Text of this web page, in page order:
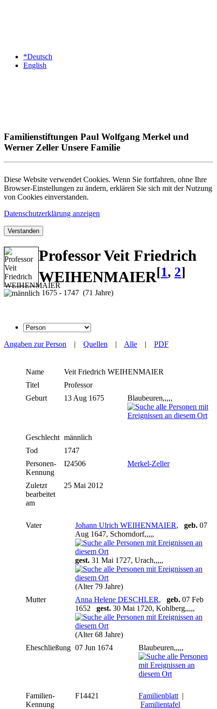
*Deutsch
English
Familienstiftungen Paul Wolfgang Merkel und
Werner Zeller Unsere Familie
Diese Website verwendet Cookies. Wenn Sie fortfahren, ohne Ihre
Browser-Einstellungen zu ändern, erklären Sie sich mit der Nutzung
von Cookies einverstanden.
Datenschutzerklärung anzeigen
Verstanden
Professor Veit Friedrich
WEIHENMAIER[1, 2]
1675 - 1747 (71 Jahre)
Angaben zur Person | Quellen | Alle | PDF
Name Veit Friedrich WEIHENMAIER
Titel
Professor
Geburt
13 Aug 1675 Blaubeuren,,,,,
Geschlecht männlich
Tod
1747
Personen-
Kennung
I24506 Merkel-Zeller
Zuletzt
bearbeitet
am
25 Mai 2012
Vater Johann Ulrich WEIHENMAIER, geb. 07
Aug 1647, Schorndorf,,,,,
gest. 31 Mai 1727, Urach,,,,,
(Alter 79 Jahre)
Mutter
Anna Helene DESCHLER, geb. 07 Feb
1652 gest. 30 Mai 1720, Kohlberg,,,,,
(Alter 68 Jahre)
Eheschließung 07 Jun 1674 Blaubeuren,,,,,
Familien-
Kennung
F14421 Familienblatt |
Familientafel